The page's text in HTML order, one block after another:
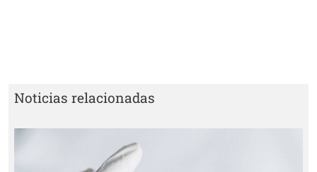
Noticias relacionadas